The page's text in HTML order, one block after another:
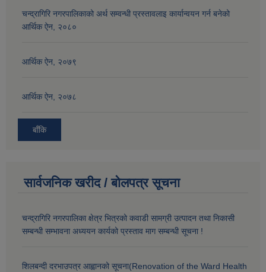
चन्द्रागिरि नगरपालिकाको अर्थ सम्वन्धी प्रस्तावलाइ कार्यान्वयन गर्न बनेको
आर्थिक ऐन, २०८०
आर्थिक ऐन, २०७९
आर्थिक ऐन, २०७८
बाँकि
सार्वजनिक खरीद / बोलपत्र सूचना
चन्द्रागिरि नगरपालिका क्षेत्र भित्रको कवाडी सामग्री उत्पादन तथा निकासी
सम्बन्धी सम्भावना अध्ययन कार्यको प्रस्ताव माग सम्बन्धी सूचना !
शिलबन्दी दरभाउपत्र आह्वानको सूचना(Renovation of the Ward Health